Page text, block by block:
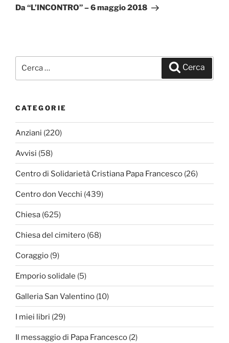
successivo
Da “L’INCONTRO” – 6 maggio 2018
Cerca:
Cerca
CATEGORIE
Anziani (220)
Avvisi (58)
Centro di Solidarietà Cristiana Papa Francesco (26)
Centro don Vecchi (439)
Chiesa (625)
Chiesa del cimitero (68)
Coraggio (9)
Emporio solidale (5)
Galleria San Valentino (10)
I miei libri (29)
Il messaggio di Papa Francesco (2)